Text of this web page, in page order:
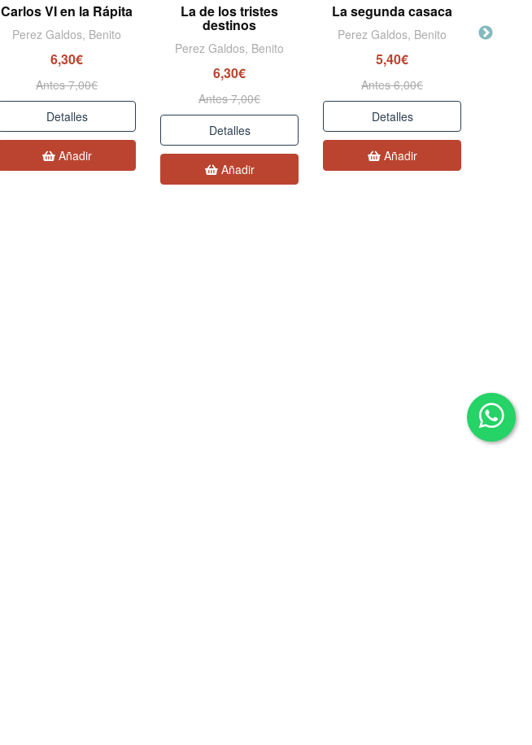
Carlos VI en la Rápita
Perez Galdos, Benito
6,30€
Antes 7,00€
Detalles
Añadir
La de los tristes
destinos
Perez Galdos, Benito
6,30€
Antes 7,00€
Detalles
Añadir
La segunda casaca
Perez Galdos, Benito
5,40€
Antes 6,00€
Detalles
Añadir